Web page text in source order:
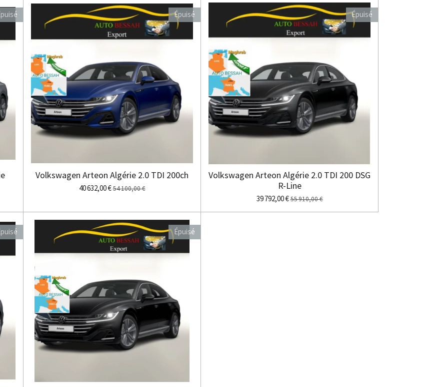
Épuisé
Volkswagen Arteon Algérie 2.0 TDI 200ch
40 632,00 €54 100,00 €
Épuisé
Volkswagen Arteon Algérie 2.0 TDI 200 DSG
R-Line
39 792,00 €55 910,00 €
Épuisé